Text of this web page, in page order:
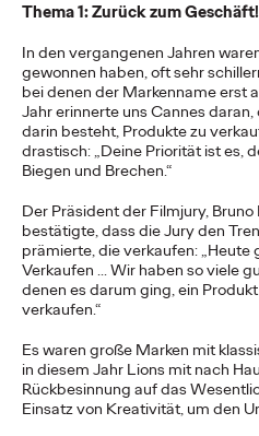
Thema 1: Zurück zum Geschäft!
In den vergangenen Jahren
gewonnen haben, oft sehr
bei denen der Markenname erst
Jahr erinnerte uns Cannes
darin besteht, Produkte zu
drastisch: „Deine Priorität ist es,
Biegen und Brechen.“
Der Präsident der Filmjury,
bestätigte, dass die Jury den
prämierte, die verkaufen: „Heute
Verkaufen ... Wir haben so viele
denen es darum ging, ein
verkaufen.“
Es waren große Marken mit
in diesem Jahr Lions mit nach
Rückbesinnung auf das
Einsatz von Kreativität, um den
NEWS
Ogilvy Wien
mit
Ogilvy Wien
Personalshop den mutigen
Ansatz in der…
More→